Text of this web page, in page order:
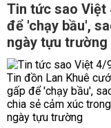
Tin tức sao Việt
để 'chạy bầu',
ngày tựu trường